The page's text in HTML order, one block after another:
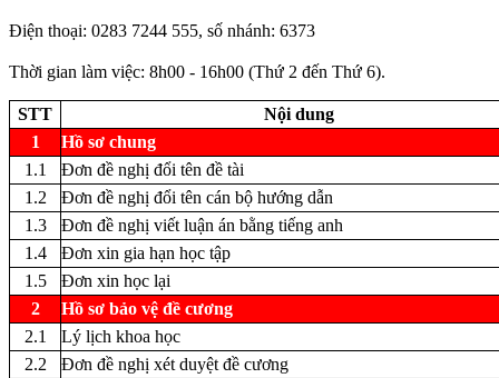
Điện thoại: 0283 7244 555, số nhánh: 6373
Thời gian làm việc: 8h00 - 16h00 (Thứ 2 đến Thứ 6).
STT
Nội dung
1
Hồ sơ chung
1.1
Đơn đề nghị đổi tên đề tài
1.2
Đơn đề nghị đổi tên cán bộ hướng dẫn
1.3
Đơn đề nghị viết luận án bằng tiếng anh
1.4
Đơn xin gia hạn học tập
1.5
Đơn xin học lại
2
Hồ sơ bảo vệ đề cương
2.1
Lý lịch khoa học
2.2
Đơn đề nghị xét duyệt đề cương